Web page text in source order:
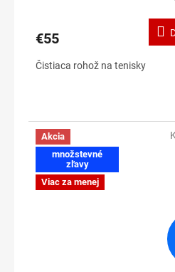
€55
Čistiaca rohož na tenisky
Akcia
množstevné
zľavy
Viac za menej